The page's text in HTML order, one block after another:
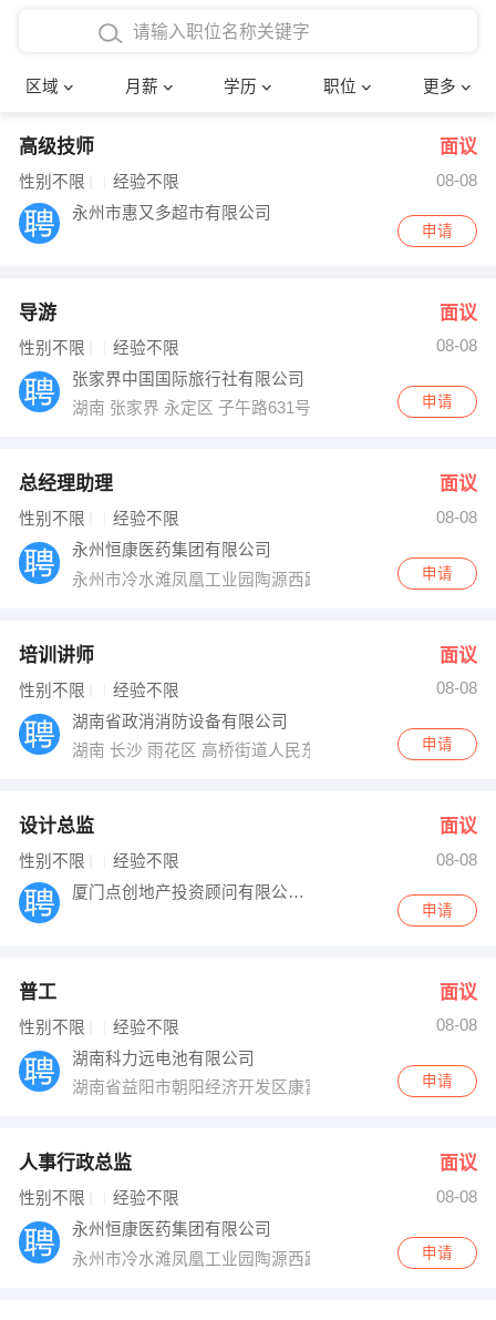
区域 月薪 学历 职位 更多
4000-5000元
8000-12000元
12000-20000元
博士
文员
财务会计
网络IT
快递员
收银员 技术员/工程师
水电/机修
出纳
编辑
跟单
其他职位
确定
高级技师 面议
性别不限 经验不限
08-08
永州市惠又多超市有限公司
申请
导游 面议
性别不限 经验不限
08-08
张家界中国国际旅行社有限公司
湖南 张家界 永定区 子午路631号407
申请
总经理助理 面议
性别不限 经验不限
08-08
永州恒康医药集团有限公司
永州市冷水滩凤凰工业园陶源西路121号
申请
培训讲师 面议
性别不限 经验不限
08-08
湖南省政消消防设备有限公司
湖南 长沙 雨花区 高桥街道人民东路铭诚摩根2203室
申请
设计总监 面议
性别不限 经验不限
08-08
厦门点创地产投资顾问有限公司永州分公司
申请
普工 面议
性别不限 经验不限
08-08
湖南科力远电池有限公司
湖南省益阳市朝阳经济开发区康富南路115号（火车站旁
申请
人事行政总监 面议
性别不限 经验不限
08-08
永州恒康医药集团有限公司
永州市冷水滩凤凰工业园陶源西路121号
申请